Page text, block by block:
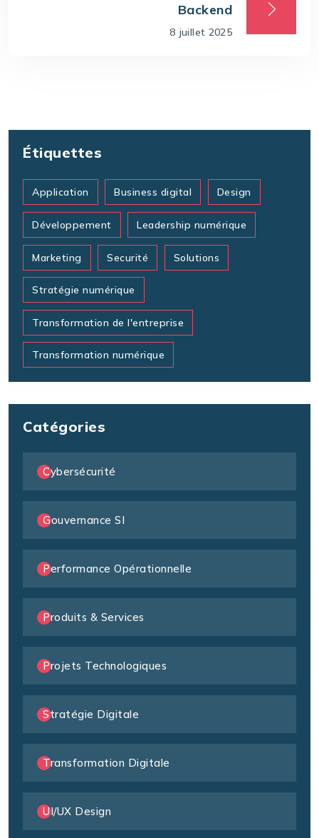
Backend
8 juillet 2025
Étiquettes
Application Business digital Design
Développement Leadership numérique
Marketing Securité Solutions
Stratégie numérique
Transformation de l'entreprise
Transformation numérique
Catégories
Cybersécurité
Gouvernance SI
Performance Opérationnelle
Produits & Services
Projets Technologiques
Stratégie Digitale
Transformation Digitale
UI/UX Design